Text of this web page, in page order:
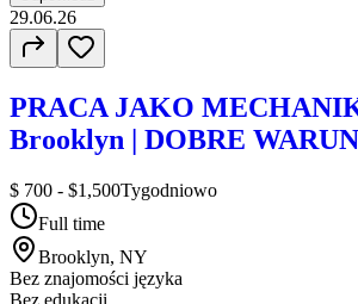
29.06.26
PRACA JAKO
Brooklyn | DOBRE
$ 700 - $1,500Tygodniowo
Full time
Brooklyn, NY
Bez znajomości języka
Bez edukacji